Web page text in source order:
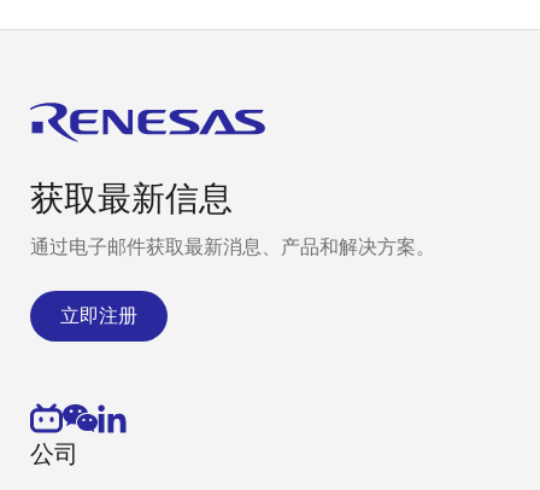
获取最新信息
通过电子邮件获取最新消息、产品和解决方案。
立即注册
公司